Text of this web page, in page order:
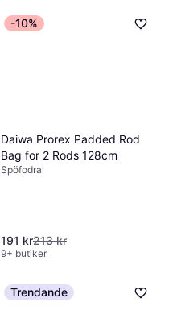
-10%
Daiwa Prorex Padded Rod
Bag for 2 Rods 128cm
Spöfodral
191 kr213 kr
9+ butiker
Trendande